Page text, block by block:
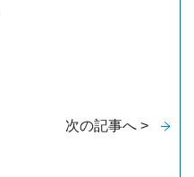
次の記事へ >